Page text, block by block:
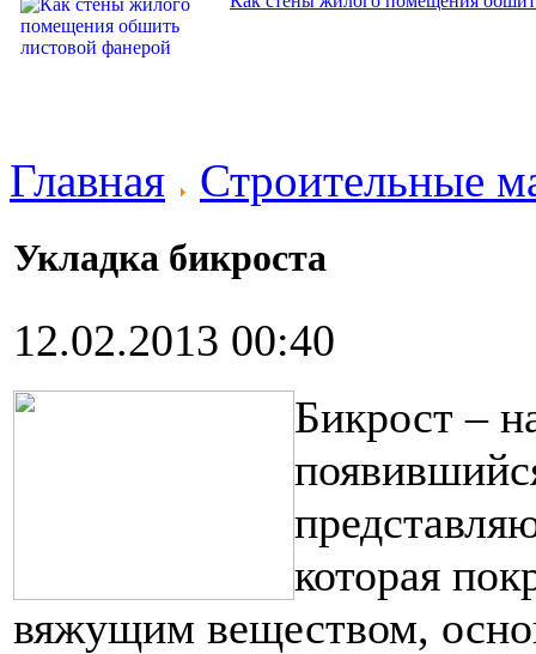
Главная Строительные
Укладка бикроста
12.02.2013 00:40
Бикрост –
которая
вяжущим веществом,